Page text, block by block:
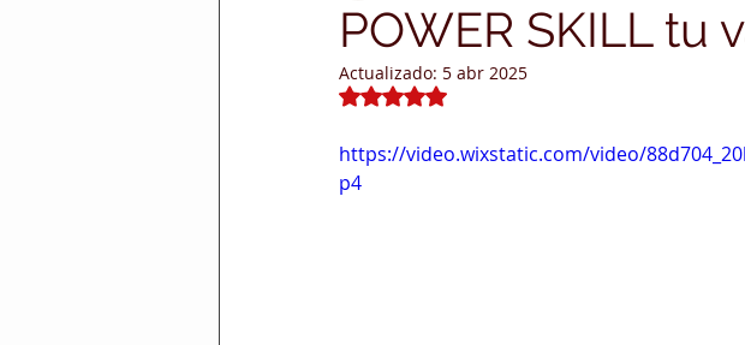
Supply Chain Oferta de empleos
POWER SKILL tu
Actualizado: 5 abr 2025
Obtuvo NaN de 5 estrellas.
https://video.wixstatic.com/video/
p4